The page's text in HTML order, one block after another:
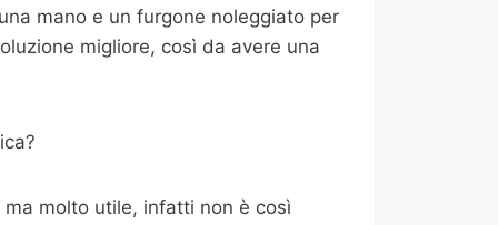
mano e un furgone noleggiato per
migliore, così da avere una
molto utile, infatti non è così